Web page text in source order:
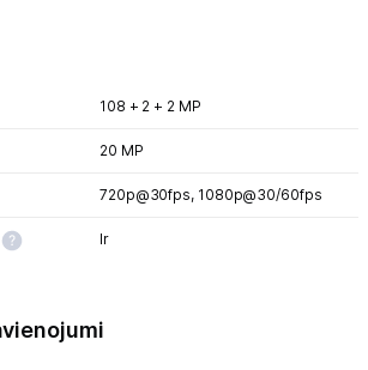
108 + 2 + 2 MP
20 MP
720p@30fps, 1080p@30/60fps
Ir